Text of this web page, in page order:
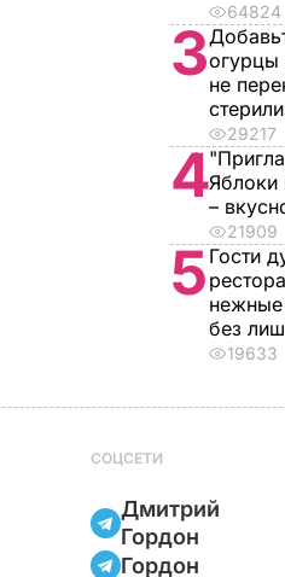
64824
3огурцы
не
29217
4Яблоки
–
21909
5 Гости
нежные
без
19633
СОЦСЕТИ
Дмитрий
Гордон
Гордон